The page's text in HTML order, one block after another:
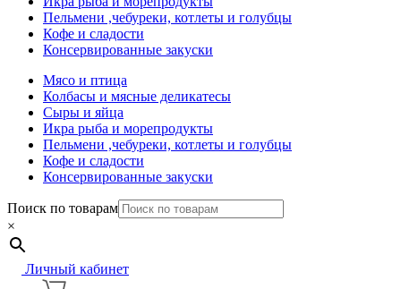
Пельмени ,чебуреки, котлеты и голубцы
Кофе и сладости
Консервированные закуски
Мясо и птица
Колбасы и мясные деликатесы
Сыры и яйца
Икра рыба и морепродукты
Пельмени ,чебуреки, котлеты и голубцы
Кофе и сладости
Консервированные закуски
Поиск по товарам
×
Личный кабинет